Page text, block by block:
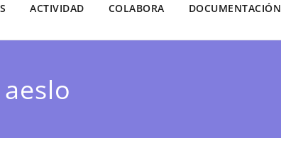
ACTIVIDAD COLABORA DOCUMENTACIÓN